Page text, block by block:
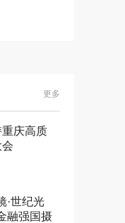
更多
庆高质
·世纪光
融强国摄